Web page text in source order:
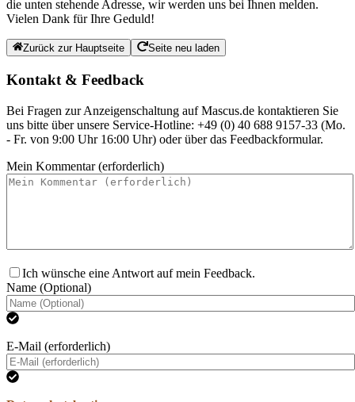
die unten stehende Adresse, wir werden uns bei Ihnen melden.
Vielen Dank für Ihre Geduld!
Zurück zur Hauptseite Seite neu laden
Kontakt & Feedback
Bei Fragen zur Anzeigenschaltung auf Mascus.de kontaktieren Sie
uns bitte über unsere Service-Hotline: +49 (0) 40 688 9157-33 (Mo.
- Fr. von 9:00 Uhr 16:00 Uhr) oder über das Feedbackformular.
Mein Kommentar (erforderlich)
Ich wünsche eine Antwort auf mein Feedback.
Name (Optional)
E-Mail (erforderlich)